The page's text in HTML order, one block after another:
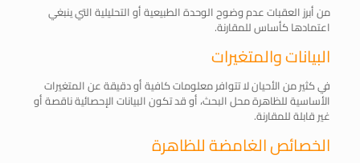
من أبرز العقبات عدم وضوح الوحدة الطبيعية أو التحليلية التي ينبغي
اعتمادها كأساس للمقارنة.
البيانات والمتغيرات
في كثير من الأحيان لا تتوافر معلومات كافية أو دقيقة عن المتغيرات
الأساسية للظاهرة محل البحث، أو قد تكون البيانات الإحصائية ناقصة أو
غير قابلة للمقارنة.
الخصائص الغامضة للظاهرة